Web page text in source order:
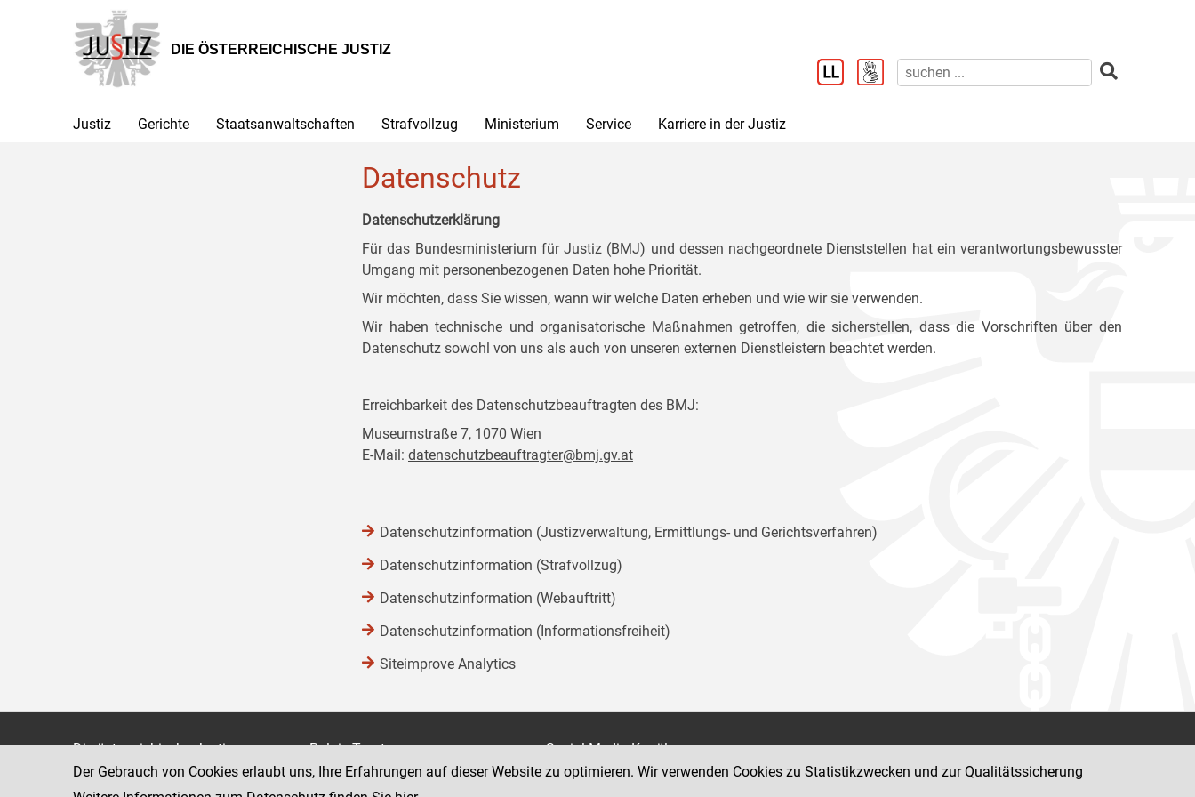
Hauptnavigation
[1]
Inhalt
[2]
Untermenü
[3]
DIE ÖSTERREICHISCHE JUSTIZ
Justiz Gerichte Staatsanwaltschaften Strafvollzug Ministerium Service Karriere in der Justiz
Datenschutz
Datenschutzerklärung
Für das Bundesministerium für Justiz (BMJ) und dessen nachgeordnete Dienststellen hat ein verantwortungsbewusster
Umgang mit personenbezogenen Daten hohe Priorität.
Wir möchten, dass Sie wissen, wann wir welche Daten erheben und wie wir sie verwenden.
Wir haben technische und organisatorische Maßnahmen getroffen, die sicherstellen, dass die Vorschriften über den
Datenschutz sowohl von uns als auch von unseren externen Dienstleistern beachtet werden.
Erreichbarkeit des Datenschutzbeauftragten des BMJ:
Museumstraße 7, 1070 Wien
E-Mail: datenschutzbeauftragter@bmj.gv.at
Datenschutzinformation (Justizverwaltung, Ermittlungs- und Gerichtsverfahren)
Datenschutzinformation (Strafvollzug)
Datenschutzinformation (Webauftritt)
Datenschutzinformation (Informationsfreiheit)
Siteimprove Analytics
Die österreichische Justiz
Bundesministerium für Justiz
Palais Trautson
Museumstraße 7
1070 Wien
Social Media Kanäle
der Justiz und des BMJ
Der Gebrauch von Cookies erlaubt uns, Ihre Erfahrungen auf dieser Website zu optimieren. Wir verwenden Cookies zu Statistikzwecken und zur Qualitätssicherung